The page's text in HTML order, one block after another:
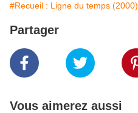
#Recueil : Ligne du temps (2000)
Partager
Vous aimerez aussi